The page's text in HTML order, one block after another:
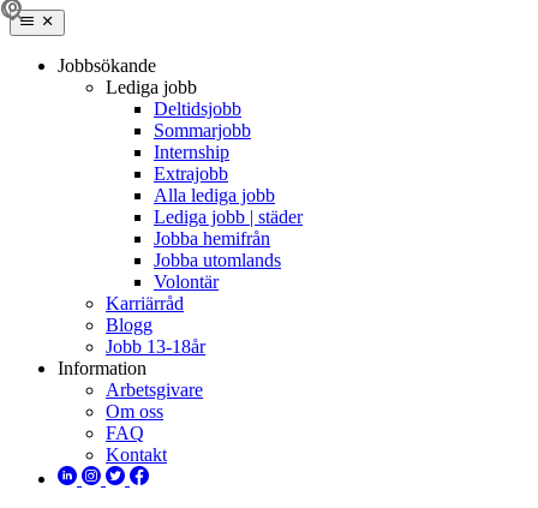
Jobbsökande
Lediga jobb
Deltidsjobb
Sommarjobb
Internship
Extrajobb
Alla lediga jobb
Lediga jobb | städer
Jobba hemifrån
Jobba utomlands
Volontär
Karriärråd
Blogg
Jobb 13-18år
Information
Arbetsgivare
Om oss
FAQ
Kontakt